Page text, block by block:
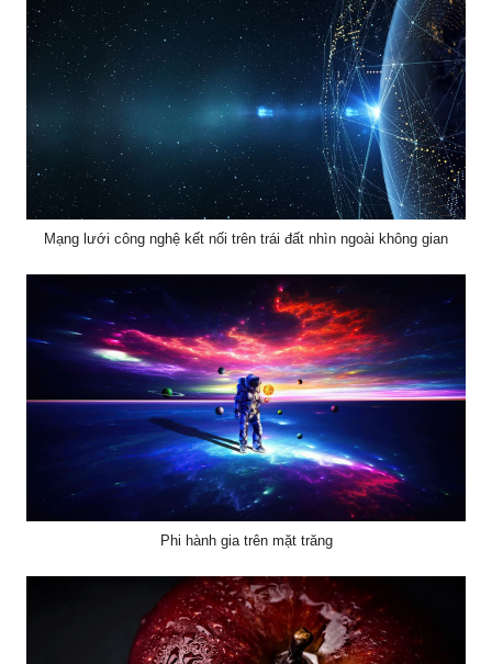
Mạng lưới công nghệ kết nối trên trái đất nhìn ngoài không gian
Phi hành gia trên mặt trăng